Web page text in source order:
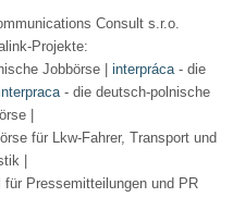
Consult s.r.o.
Projekte:
Jobbörse| interpráca- die
- die deutsch-polnische
|
für Lkw-Fahrer, Transport und
|
Pressemitteilungen und PR